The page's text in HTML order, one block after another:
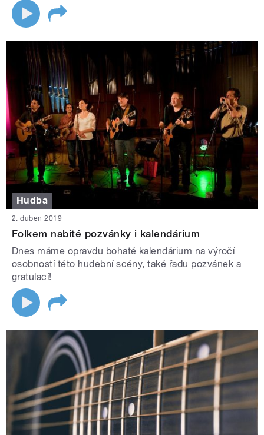
Hudba
2. duben 2019
Folkem nabité pozvánky i kalendárium
Dnes máme opravdu bohaté kalendárium na výročí
osobností této hudební scény, také řadu pozvánek a
gratulací!